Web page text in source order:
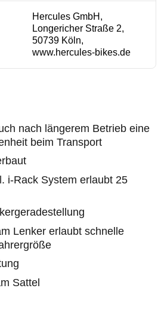
Hercules GmbH,
Longericher Straße 2,
50739 Köln,
www.hercules-bikes.de
nach längerem Betrieb eine
beim Transport
i-Rack System erlaubt 25
Lenker erlaubt schnelle
Sattel